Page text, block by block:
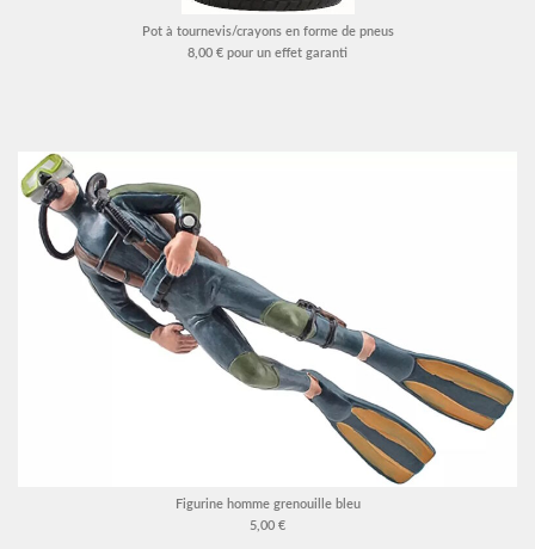
Pot à tournevis/crayons en forme de pneus
8,00 € pour un effet garanti
Figurine homme grenouille bleu
5,00 €